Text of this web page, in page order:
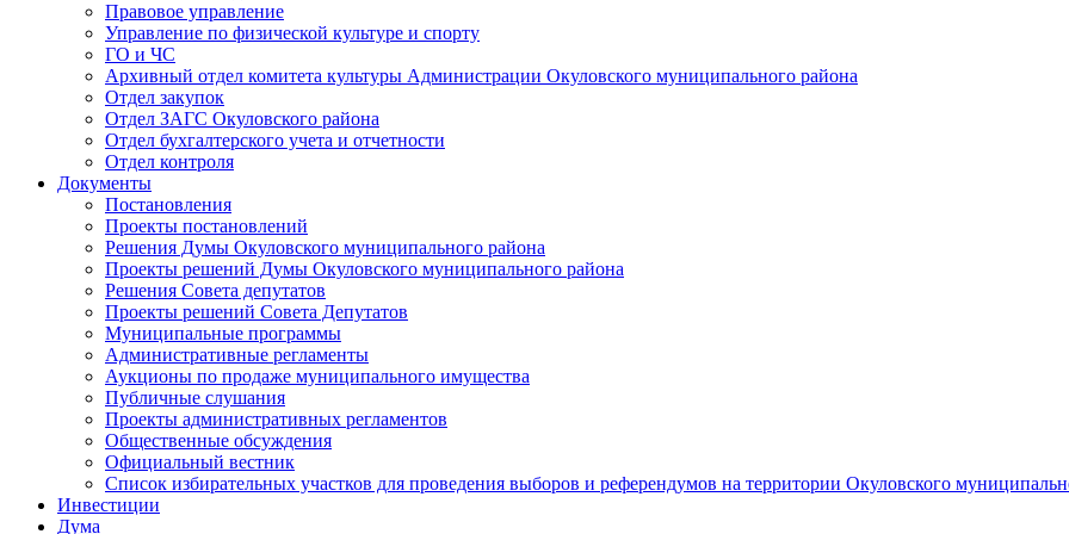
Правовое управление
Управление по физической культуре и спорту
ГО и ЧС
Архивный отдел комитета культуры Администрации Окуловского муниципального района
Отдел закупок
Отдел ЗАГС Окуловского района
Отдел бухгалтерского учета и отчетности
Отдел контроля
Документы
Постановления
Проекты постановлений
Решения Думы Окуловского муниципального района
Проекты решений Думы Окуловского муниципального района
Решения Совета депутатов
Проекты решений Совета Депутатов
Муниципальные программы
Административные регламенты
Аукционы по продаже муниципального имущества
Публичные слушания
Проекты административных регламентов
Общественные обсуждения
Официальный вестник
Список избирательных участков для проведения выборов и референдумов на территории Окуловского
Инвестиции
Дума